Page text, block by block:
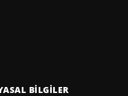
BİLGİLER